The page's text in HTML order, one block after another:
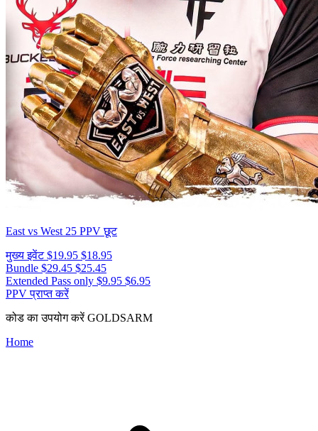
East vs West 25 PPV छूट
मुख्य इवेंट$19.95 $18.95
Bundle $29.45 $25.45
Extended Pass only $9.95 $6.95
PPV प्राप्त करें
कोड का उपयोग करेंGOLDSARM
Home